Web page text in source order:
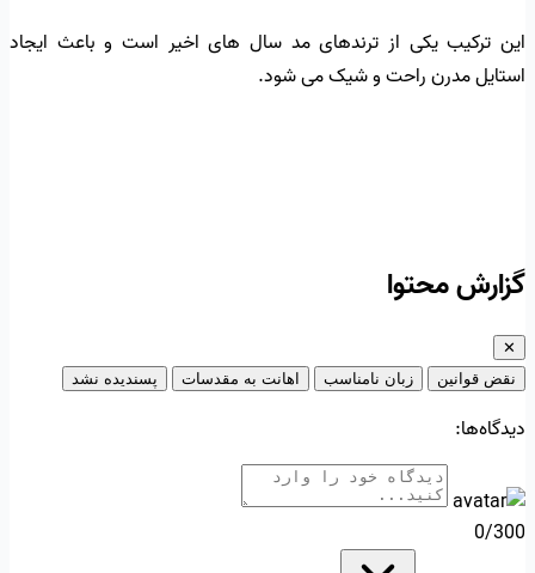
این ترکیب یکی از ترندهای مد سال های اخیر است و باعث ایجاد
استایل مدرن راحت و شیک می شود.
گزارش محتوا
✕
نقض قوانین
زبان نامناسب اهانت به مقدسات پسندیده نشد
دیدگاه‌ها:
0/300